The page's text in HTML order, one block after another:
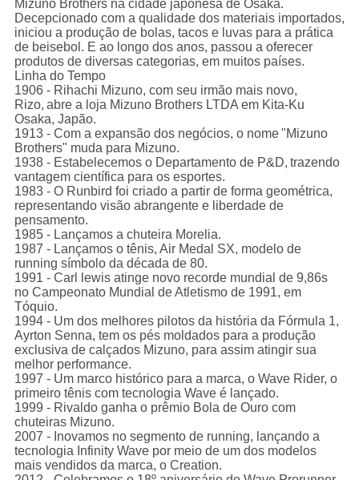
Mizuno Brothers na cidade japonesa de Osaka.
Decepcionado com a qualidade dos materiais importados,
iniciou a produção de bolas, tacos e luvas para a prática
de beisebol. E ao longo dos anos, passou a oferecer
produtos de diversas categorias, em muitos países.
Linha do Tempo
1906 - Rihachi Mizuno, com seu irmão mais novo,
Rizo, abre a loja Mizuno Brothers LTDA em Kita-Ku
Osaka, Japão.
1913 - Com a expansão dos negócios, o nome "Mizuno
Brothers" muda para Mizuno.
1938 - Estabelecemos o Departamento de P&D, trazendo
vantagem científica para os esportes.
1983 - O Runbird foi criado a partir de forma geométrica,
representando visão abrangente e liberdade de
pensamento.
1985 - Lançamos a chuteira Morelia.
1987 - Lançamos o tênis, Air Medal SX, modelo de
running símbolo da década de 80.
1991 - Carl lewis atinge novo recorde mundial de 9,86s
no Campeonato Mundial de Atletismo de 1991, em
Tóquio.
1994 - Um dos melhores pilotos da história da Fórmula 1,
Ayrton Senna, tem os pés moldados para a produção
exclusiva de calçados Mizuno, para assim atingir sua
melhor performance.
1997 - Um marco histórico para a marca, o Wave Rider, o
primeiro tênis com tecnologia Wave é lançado.
1999 - Rivaldo ganha o prêmio Bola de Ouro com
chuteiras Mizuno.
2007 - Inovamos no segmento de running, lançando a
tecnologia Infinity Wave por meio de um dos modelos
mais vendidos da marca, o Creation.